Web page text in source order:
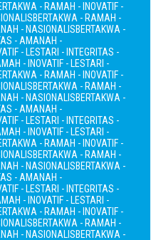
- RAMAH - INOVATIF -
BERTAKWA - RAMAH -
- NASIONALISBERTAKWA -
- AMANAH -
- LESTARI - INTEGRITAS -
- INOVATIF - LESTARI -
- RAMAH - INOVATIF -
BERTAKWA - RAMAH -
- NASIONALISBERTAKWA -
- AMANAH -
- LESTARI - INTEGRITAS -
- INOVATIF - LESTARI -
- RAMAH - INOVATIF -
BERTAKWA - RAMAH -
- NASIONALISBERTAKWA -
- AMANAH -
- LESTARI - INTEGRITAS -
- INOVATIF - LESTARI -
- RAMAH - INOVATIF -
BERTAKWA - RAMAH -
- NASIONALISBERTAKWA -